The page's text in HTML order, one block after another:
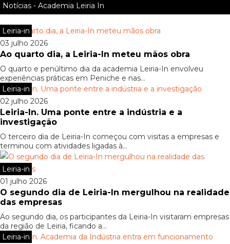
Notícias - Academia Leiria In
Leiria-in
03 julho 2026
Ao quarto dia, a Leiria-In meteu mãos obra
O quarto e penúltimo dia da academia Leiria-In envolveu
experiências práticas em Peniche e nas...
Leiria-in
02 julho 2026
Leiria-In. Uma ponte entre a indústria e a
investigação
O terceiro dia de Leiria-In começou com visitas a empresas e
terminou com atividades ligadas à...
Leiria-in
01 julho 2026
O segundo dia de Leiria-In mergulhou na realidade
das empresas
Ao segundo dia, os participantes da Leiria-In visitaram empresas
da região de Leiria, ficando a...
Leiria-in